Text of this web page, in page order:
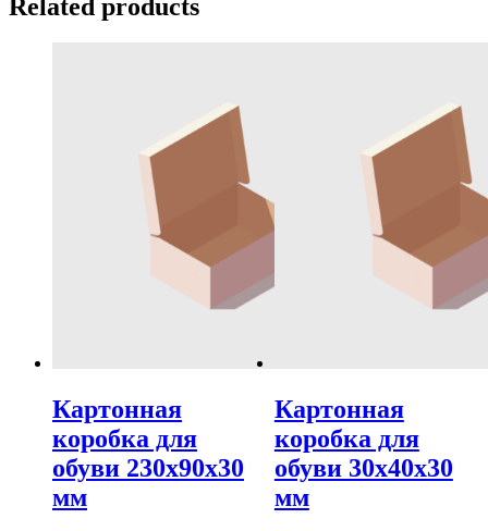
Related products
Картонная
коробка для
обуви 230х90х30
мм
Картонная
коробка для
обуви 30х40х30
мм